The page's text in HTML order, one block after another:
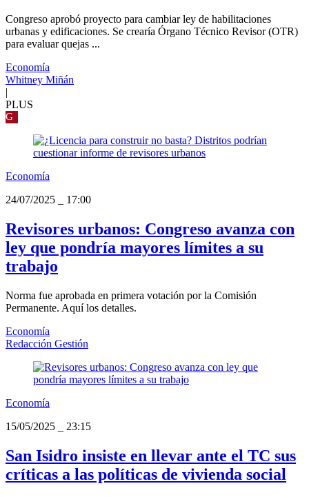
Congreso aprobó proyecto para cambiar ley de habilitaciones
urbanas y edificaciones. Se crearía Órgano Técnico Revisor (OTR)
para evaluar quejas ...
Economía
Whitney Miñán
PLUS
G
Economía
24/07/2025
17:00
Revisores urbanos: Congreso avanza con
ley que pondría mayores límites a su
trabajo
Norma fue aprobada en primera votación por la Comisión
Permanente. Aquí los detalles.
Economía
Redacción Gestión
Economía
15/05/2025
23:15
San Isidro insiste en llevar ante el TC sus
críticas a las políticas de vivienda social